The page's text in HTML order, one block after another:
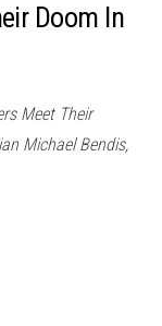
Doom In
Meet Their
Michael Bendis,